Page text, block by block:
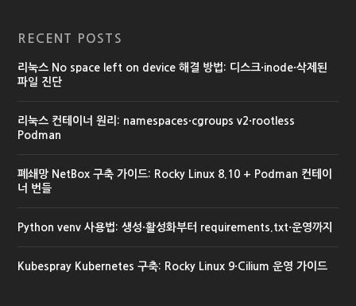
RECENT POSTS
리눅스 No space left on device 해결 방법: 디스크·inode·삭제된
파일 진단
리눅스 컨테이너 원리: namespaces·cgroups v2·rootless
Podman
폐쇄망 NetBox 구축 가이드: Rocky Linux 8.10 + Podman 컨테이
너 번들
Python venv 사용법: 생성·활성화부터 requirements.txt·운영까지
Kubespray Kubernetes 구축: Rocky Linux 9·Cilium 운영 가이드